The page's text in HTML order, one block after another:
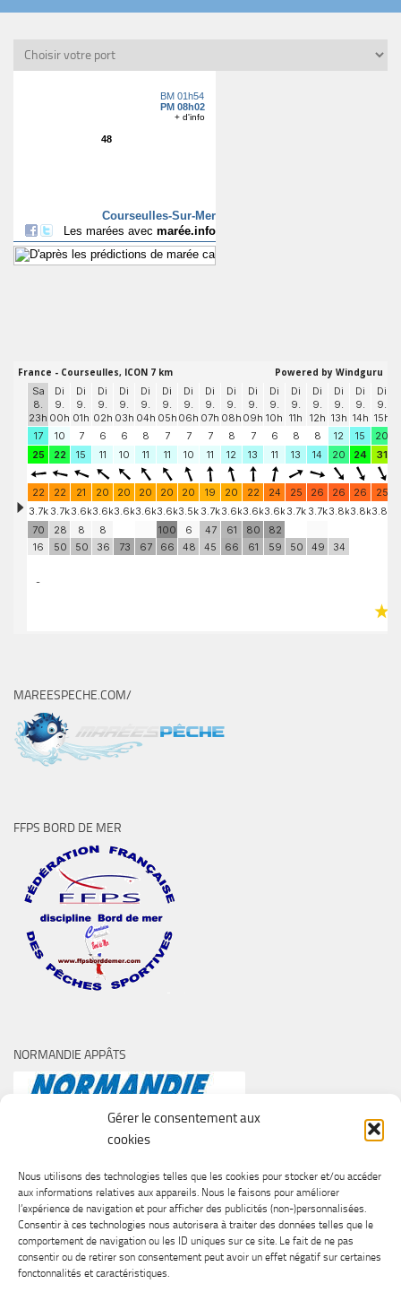
Gérer le consentement aux
cookies
Nous utilisons des technologies telles que les cookies pour stocker et/ou accéder
aux informations relatives aux appareils. Nous le faisons pour améliorer
l’expérience de navigation et pour afficher des publicités (non-)personnalisées.
Consentir à ces technologies nous autorisera à traiter des données telles que le
comportement de navigation ou les ID uniques sur ce site. Le fait de ne pas
consentir ou de retirer son consentement peut avoir un effet négatif sur certaines
fonctonnalités et caractéristiques.
MAREESPECHE.COM/
FFPS BORD DE MER
NORMANDIE APPÂTS